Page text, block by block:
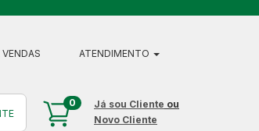
ATENDIMENTO
0 Já sou Cliente ou
Novo Cliente